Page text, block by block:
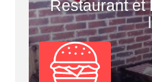
Restaurant et